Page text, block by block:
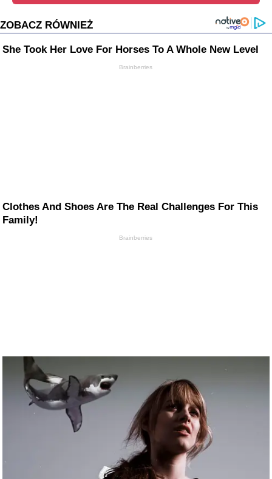
ZOBACZ RÓWNIEŻ
She Took Her Love For Horses To A Whole New Level
Brainberries
Clothes And Shoes Are The Real Challenges For This
Family!
Brainberries